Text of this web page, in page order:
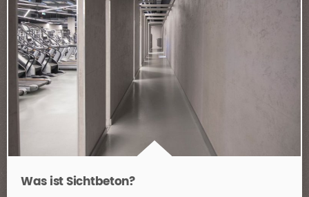
Was ist Sichtbeton?